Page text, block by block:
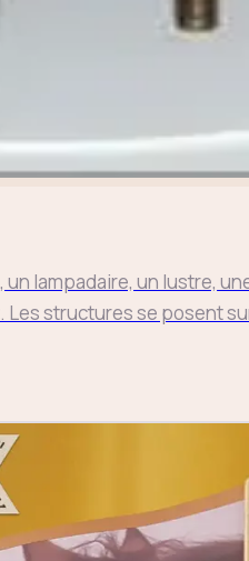
lampadaire, un lustre,
structures se posent